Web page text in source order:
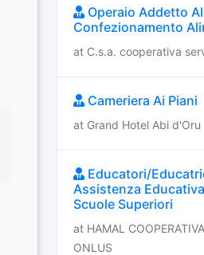
Operaio Addetto Al
Confezionamento
at C.s.a. cooperativa
Cameriera Ai Piani
at Grand Hotel Abi d'Oru
Educatori/
Assistenza
Scuole Superiori
at HAMAL
ONLUS